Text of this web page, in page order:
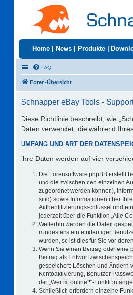
Home News Produkte
FAQ
Foren-Übersicht
Schnapper eBay Tools -
Diese Richtlinie beschreibt, wie
Daten verwendet, die während
UMFANG UND ART DER
Ihre Daten werden auf vier
Die Forensoftware phpBB erstellt
und die zwischen den einzelnen
zugeordnet werden können),
sind) sowie Informationen über
Authentifizierungsschlüssel und
jederzeit über die Funktion „Alle
Weiterhin werden die Daten
mindestens ein eindeutiger
wurden, so ist dies für Sie vor
Wenn Sie einen Beitrag oder eine
Beitrag als Entwurf
gespeichert: Löschen und Ändern
Kontoaktivierung, Benutzer-
der „Wer ist online?“-Funktion
Schließlich erfordern einzelne